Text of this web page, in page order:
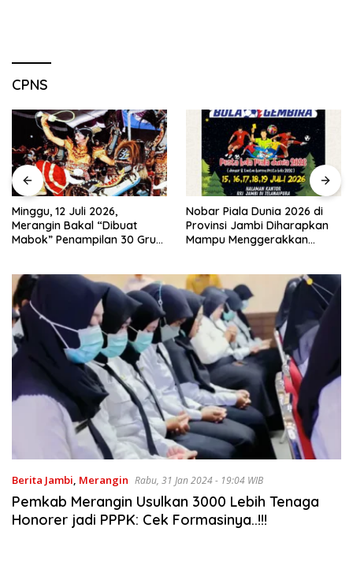
CPNS
Juli 2026,
Bakal “Dibuat
30 Grup
Nobar Piala Dunia 2026 di
Provinsi Jambi Diharapkan
Mampu Menggerakkan
Pemkab
Diskusi
Berita Jambi, Merangin Rabu, 31 Jan 2024 - 19:04 WIB
Pemkab Merangin Usulkan 3000 Lebih Tenaga
Honorer jadi PPPK: Cek Formasinya..!!!